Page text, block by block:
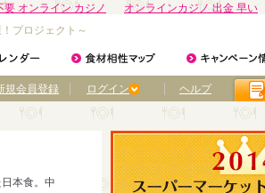
要 オンライン カジノ
オンラインカジノ 出金 早い
プロジェクト～
ヘルプ
ログイン
規会員登録
本食。中